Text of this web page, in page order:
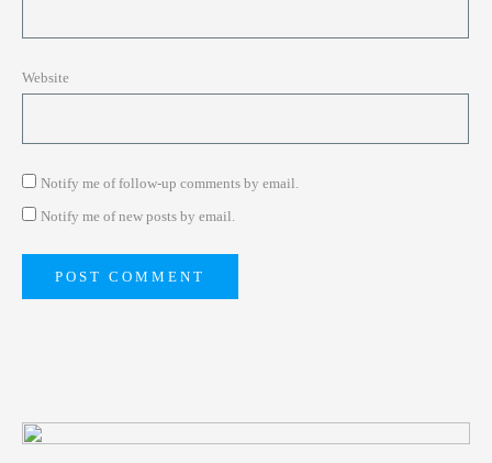
Website
Notify me of follow-up comments by email.
Notify me of new posts by email.